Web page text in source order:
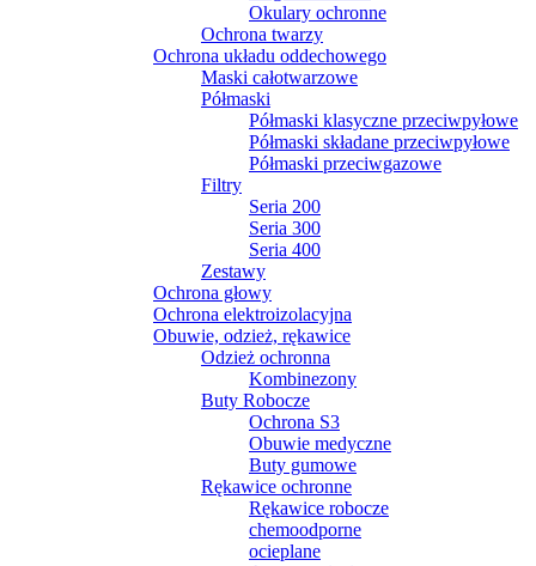
Okulary ochronne
Ochrona twarzy
Ochrona układu oddechowego
Maski całotwarzowe
Półmaski
Półmaski klasyczne przeciwpyłowe
Półmaski składane przeciwpyłowe
Półmaski przeciwgazowe
Filtry
Seria 200
Seria 300
Seria 400
Zestawy
Ochrona głowy
Ochrona elektroizolacyjna
Obuwie, odzież, rękawice
Odzież ochronna
Kombinezony
Buty Robocze
Ochrona S3
Obuwie medyczne
Buty gumowe
Rękawice ochronne
Rękawice robocze
chemoodporne
ocieplane